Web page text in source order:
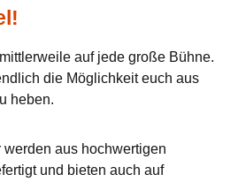
auf jede große Bühne.
die Möglichkeit euch aus
heben.
aus hochwertigen
und bieten auch auf